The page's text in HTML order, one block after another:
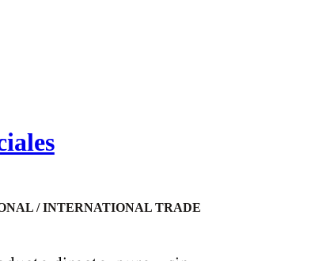
/ INTERNATIONAL TRADE